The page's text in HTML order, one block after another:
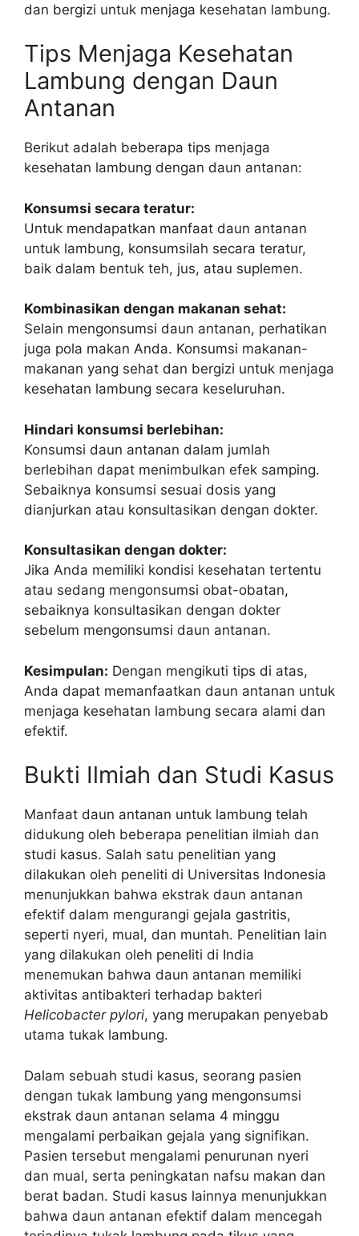
dan bergizi untuk menjaga kesehatan lambung.
Tips Menjaga Kesehatan
Lambung dengan Daun
Antanan
Berikut adalah beberapa tips menjaga
kesehatan lambung dengan daun antanan:
Konsumsi secara teratur:
Untuk mendapatkan manfaat daun antanan
untuk lambung, konsumsilah secara teratur,
baik dalam bentuk teh, jus, atau suplemen.
Kombinasikan dengan makanan sehat:
Selain mengonsumsi daun antanan, perhatikan
juga pola makan Anda. Konsumsi makanan-
makanan yang sehat dan bergizi untuk menjaga
kesehatan lambung secara keseluruhan.
Hindari konsumsi berlebihan:
Konsumsi daun antanan dalam jumlah
berlebihan dapat menimbulkan efek samping.
Sebaiknya konsumsi sesuai dosis yang
dianjurkan atau konsultasikan dengan dokter.
Konsultasikan dengan dokter:
Jika Anda memiliki kondisi kesehatan tertentu
atau sedang mengonsumsi obat-obatan,
sebaiknya konsultasikan dengan dokter
sebelum mengonsumsi daun antanan.
Kesimpulan: Dengan mengikuti tips di atas,
Anda dapat memanfaatkan daun antanan untuk
menjaga kesehatan lambung secara alami dan
efektif.
Bukti Ilmiah dan Studi Kasus
Manfaat daun antanan untuk lambung telah
didukung oleh beberapa penelitian ilmiah dan
studi kasus. Salah satu penelitian yang
dilakukan oleh peneliti di Universitas Indonesia
menunjukkan bahwa ekstrak daun antanan
efektif dalam mengurangi gejala gastritis,
seperti nyeri, mual, dan muntah. Penelitian lain
yang dilakukan oleh peneliti di India
menemukan bahwa daun antanan memiliki
aktivitas antibakteri terhadap bakteri
Helicobacter pylori, yang merupakan penyebab
utama tukak lambung.
Dalam sebuah studi kasus, seorang pasien
dengan tukak lambung yang mengonsumsi
ekstrak daun antanan selama 4 minggu
mengalami perbaikan gejala yang signifikan.
Pasien tersebut mengalami penurunan nyeri
dan mual, serta peningkatan nafsu makan dan
berat badan. Studi kasus lainnya menunjukkan
bahwa daun antanan efektif dalam mencegah